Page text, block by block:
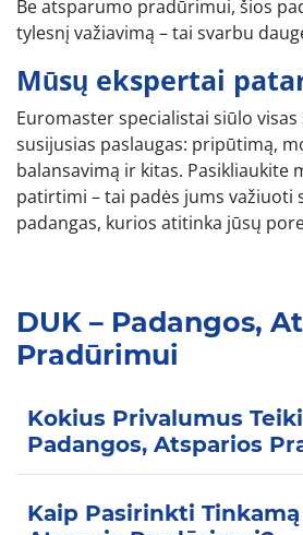
Be atsparumo pradūrimui, šios
tylesnį važiavimą – tai svarbu
Mūsų ekspertai
Euromaster specialistai siūlo
susijusias paslaugas: pripūtimą,
balansavimą ir kitas. Pasikliaukite
patirtimi – tai padės jums važiuoti
padangas, kurios atitinka jūsų
DUK – Padangos,
Pradūrimui
Kokius Privalumus
Padangos, Atsparios
Kaip Pasirinkti